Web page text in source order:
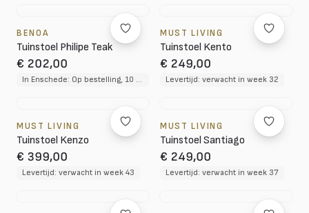
BENOA
Tuinstoel Philipe Teak
€ 202,00
In Enschede: Op bestelling, 10 tot 12 weken levertijd
MUST LIVING
Tuinstoel Kento
€ 249,00
Levertijd: verwacht in week 32
MUST LIVING
Tuinstoel Kenzo
€ 399,00
Levertijd: verwacht in week 43
MUST LIVING
Tuinstoel Santiago
€ 249,00
Levertijd: verwacht in week 37